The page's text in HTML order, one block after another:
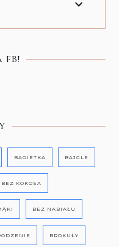
FB!
BAGIETKA BAJGLE
BEZ KOKOSA
BEZ NABIAŁU
BROKUŁY